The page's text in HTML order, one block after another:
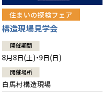
住まいの探検フェア
構造現場見学会
開催期間
8月8日(土)・9日(日)
開催場所
白馬村構造現場